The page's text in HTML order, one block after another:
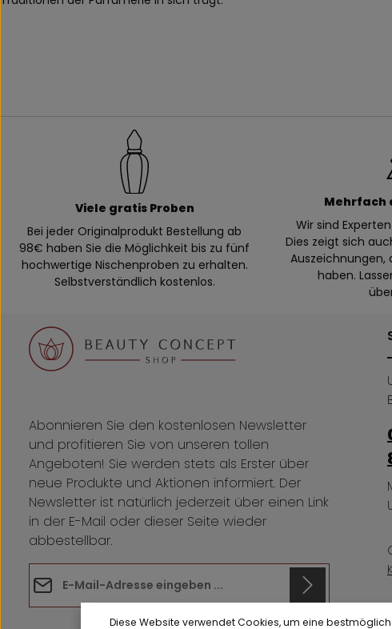
Viele gratis Proben
Bei jeder Originalprodukt Bestellung ab
98€ haben Sie die Möglichkeit bis zu fünf
hochwertige Nischenproben zu erhalten.
Selbstverständlich kostenlos.
Mehrfach
Wir sind
Dies zeigt sich
Auszeichnungen,
haben.
Abonnieren Sie den kostenlosen Newsletter
und profitieren Sie von unseren tollen
Angeboten! Sie werden stets als Erster über
neue Produkte und Aktionen informiert. Der
Newsletter ist natürlich jederzeit über einen Link
in der E-Mail oder dieser Seite wieder
abbestellbar.
Anti-Roboter-Verifizierung
Diese Website verwendet Cookies, um eine